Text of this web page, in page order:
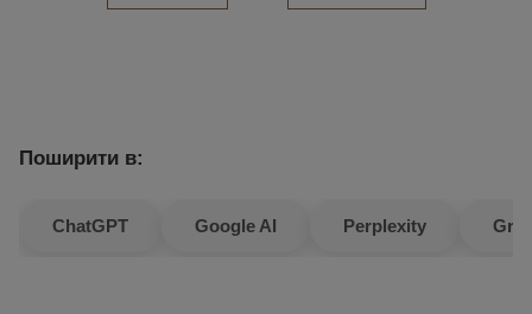
Поширити в:
ChatGPT Google AI Perplexity